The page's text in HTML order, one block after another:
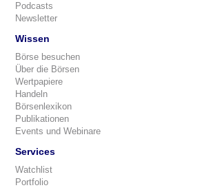
Podcasts
Newsletter
Wissen
Börse besuchen
Über die Börsen
Wertpapiere
Handeln
Börsenlexikon
Publikationen
Events und Webinare
Services
Watchlist
Portfolio